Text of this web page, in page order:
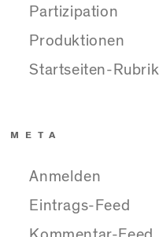
Partizipation
Produktionen
Startseiten-Rubrik
META
Anmelden
Eintrags-Feed